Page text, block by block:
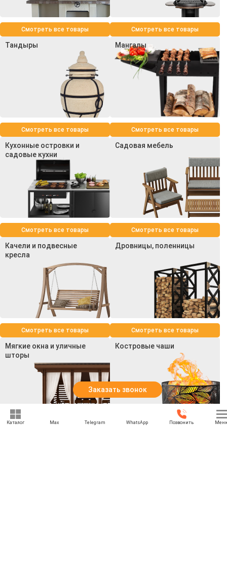
Смотреть все товары Смотреть все товары
Тандыры
Смотреть все товары
Мангалы
Смотреть все товары
Кухонные островки и
садовые кухни
Смотреть все товары
Садовая мебель
Смотреть все товары
Качели и подвесные
кресла
Смотреть все товары
Дровницы, поленницы
Смотреть все товары
Мягкие окна и уличные
шторы
Костровые чаши
Заказать звонок
Каталог Max Telegram WhatsApp Позвонить